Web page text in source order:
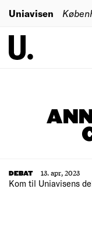
Uniavisen
DEBAT
13. apr, 2023
Kom til Uniavisens